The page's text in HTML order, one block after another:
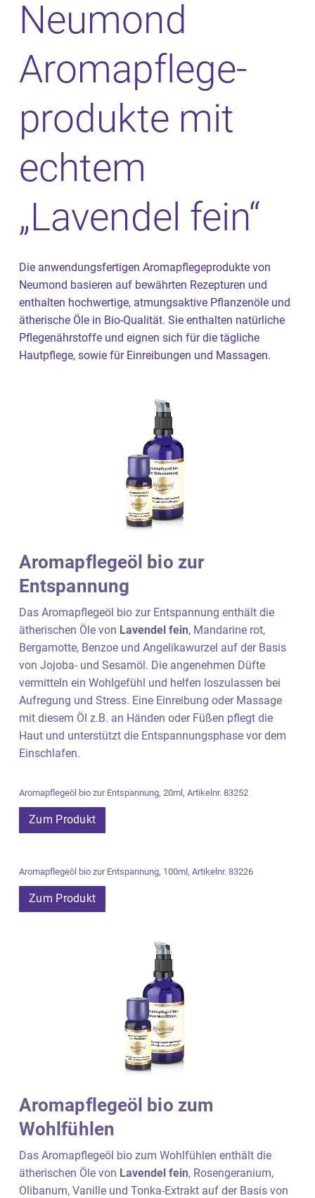
Neumond
Aroma­pflege­
produkte mit
echtem
„Lavendel fein“
Die anwendungsfertigen Aromapflegeprodukte von
Neumond basieren auf bewährten Rezepturen und
enthalten hochwertige, atmungsaktive Pflanzenöle und
ätherische Öle in Bio-Qualität. Sie enthalten natürliche
Pflegenährstoffe und eignen sich für die tägliche
Hautpflege, sowie für Einreibungen und Massagen.
Aromapflegeöl bio zur
Entspannung
Das Aromapflegeöl bio zur Entspannung enthält die
ätherischen Öle von Lavendel fein, Mandarine rot,
Bergamotte, Benzoe und Angelikawurzel auf der Basis
von Jojoba- und Sesamöl. Die angenehmen Düfte
vermitteln ein Wohlgefühl und helfen loszulassen bei
Aufregung und Stress. Eine Einreibung oder Massage
mit diesem Öl z.B. an Händen oder Füßen pflegt die
Haut und unterstützt die Entspannungsphase vor dem
Einschlafen.
Aromapflegeöl bio zur Entspannung, 20ml, Artikelnr. 83252
Zum Produkt
Aromapflegeöl bio zur Entspannung, 100ml, Artikelnr. 83226
Zum Produkt
Aromapflegeöl bio zum
Wohlfühlen
Das Aromapflegeöl bio zum Wohlfühlen enthält die
ätherischen Öle von Lavendel fein, Rosengeranium,
Olibanum, Vanille und Tonka-Extrakt auf der Basis von